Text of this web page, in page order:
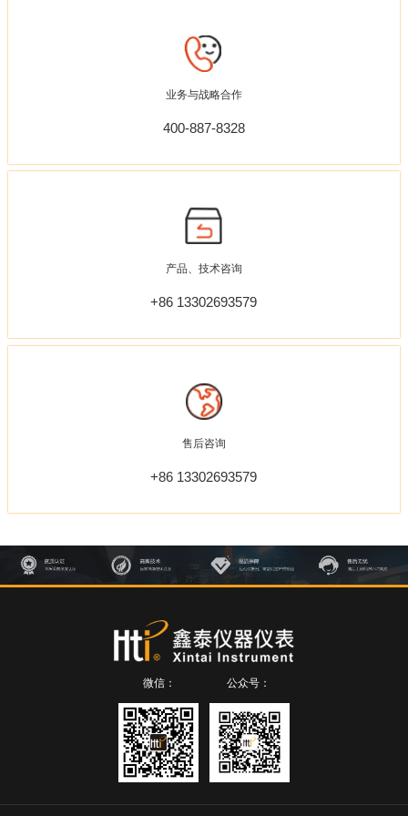
业务与战略合作
400-887-8328
产品、技术咨询
+86 13302693579
售后咨询
+86 13302693579
微信： 公众号：